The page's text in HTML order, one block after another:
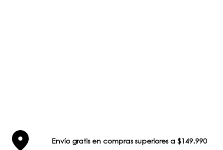
Envío gratis en compras superiores a $149.990